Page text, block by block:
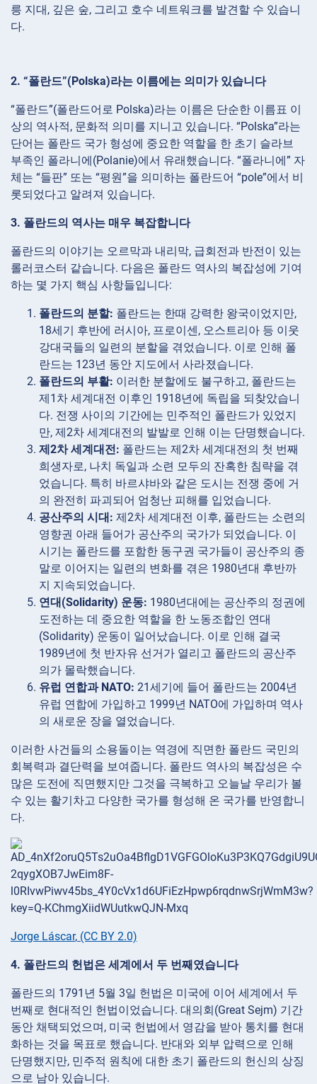
릉 지대, 깊은 숲, 그리고 호수 네트워크를 발견할 수 있습니
다.
2. “폴란드”(Polska)라는 이름에는 의미가 있습니다
“폴란드”(폴란드어로 Polska)라는 이름은 단순한 이름표 이
상의 역사적, 문화적 의미를 지니고 있습니다. “Polska”라는
단어는 폴란드 국가 형성에 중요한 역할을 한 초기 슬라브
부족인 폴라니에(Polanie)에서 유래했습니다. “폴라니에” 자
체는 “들판” 또는 “평원”을 의미하는 폴란드어 “pole”에서 비
롯되었다고 알려져 있습니다.
3. 폴란드의 역사는 매우 복잡합니다
폴란드의 이야기는 오르막과 내리막, 급회전과 반전이 있는
롤러코스터 같습니다. 다음은 폴란드 역사의 복잡성에 기여
하는 몇 가지 핵심 사항들입니다:
폴란드의 분할: 폴란드는 한때 강력한 왕국이었지만,
18세기 후반에 러시아, 프로이센, 오스트리아 등 이웃
강대국들의 일련의 분할을 겪었습니다. 이로 인해 폴
란드는 123년 동안 지도에서 사라졌습니다.
폴란드의 부활: 이러한 분할에도 불구하고, 폴란드는
제1차 세계대전 이후인 1918년에 독립을 되찾았습니
다. 전쟁 사이의 기간에는 민주적인 폴란드가 있었지
만, 제2차 세계대전의 발발로 인해 이는 단명했습니다.
제2차 세계대전: 폴란드는 제2차 세계대전의 첫 번째
희생자로, 나치 독일과 소련 모두의 잔혹한 침략을 겪
었습니다. 특히 바르샤바와 같은 도시는 전쟁 중에 거
의 완전히 파괴되어 엄청난 피해를 입었습니다.
공산주의 시대: 제2차 세계대전 이후, 폴란드는 소련의
영향권 아래 들어가 공산주의 국가가 되었습니다. 이
시기는 폴란드를 포함한 동구권 국가들이 공산주의 종
말로 이어지는 일련의 변화를 겪은 1980년대 후반까
지 지속되었습니다.
연대(Solidarity) 운동: 1980년대에는 공산주의 정권에
도전하는 데 중요한 역할을 한 노동조합인 연대
(Solidarity) 운동이 일어났습니다. 이로 인해 결국
1989년에 첫 반자유 선거가 열리고 폴란드의 공산주
의가 몰락했습니다.
유럽 연합과 NATO: 21세기에 들어 폴란드는 2004년
유럽 연합에 가입하고 1999년 NATO에 가입하며 역사
의 새로운 장을 열었습니다.
이러한 사건들의 소용돌이는 역경에 직면한 폴란드 국민의
회복력과 결단력을 보여줍니다. 폴란드 역사의 복잡성은 수
많은 도전에 직면했지만 그것을 극복하고 오늘날 우리가 볼
수 있는 활기차고 다양한 국가를 형성해 온 국가를 반영합니
다.
Jorge Láscar, (CC BY 2.0)
4. 폴란드의 헌법은 세계에서 두 번째였습니다
폴란드의 1791년 5월 3일 헌법은 미국에 이어 세계에서 두
번째로 현대적인 헌법이었습니다. 대의회(Great Sejm) 기간
동안 채택되었으며, 미국 헌법에서 영감을 받아 통치를 현대
화하는 것을 목표로 했습니다. 반대와 외부 압력으로 인해
단명했지만, 민주적 원칙에 대한 초기 폴란드의 헌신의 상징
으로 남아 있습니다.